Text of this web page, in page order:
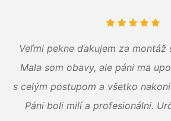
Veľmi pekne ďakujem za montáž
Mala som obavy, ale páni ma
s celým postupom a všetko
Páni boli milí a profesionálni.